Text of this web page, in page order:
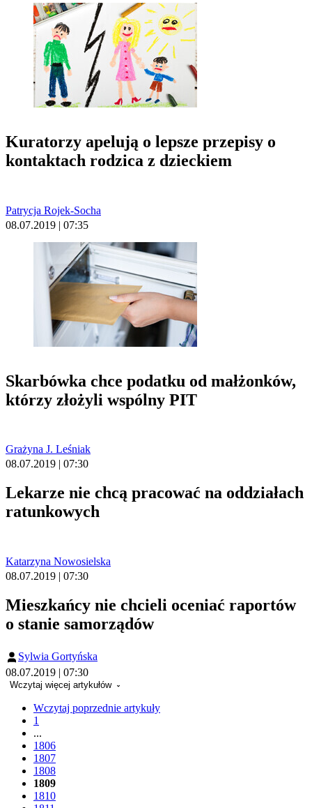
Kuratorzy apelują o lepsze przepisy o
kontaktach rodzica z dzieckiem
Patrycja Rojek-Socha
08.07.2019 | 07:35
Skarbówka chce podatku od małżonków,
którzy złożyli wspólny PIT
Grażyna J. Leśniak
08.07.2019 | 07:30
Lekarze nie chcą pracować na oddziałach
ratunkowych
Katarzyna Nowosielska
08.07.2019 | 07:30
Mieszkańcy nie chcieli oceniać raportów
o stanie samorządów
Sylwia Gortyńska
08.07.2019 | 07:30
Wczytaj więcej artykułów
Wczytaj poprzednie artykuły
1
...
1806
1807
1808
1809
1810